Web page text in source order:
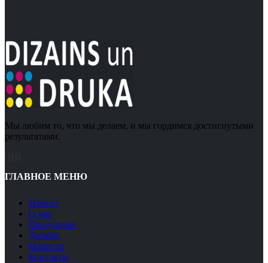
Мы любим то, что мы делаем, и мы гордимся достигнутыми
результатами.
ГЛАВНОЕ МЕНЮ
Hачало
О нас
Продукция
Дизайн
Новости
Контакты